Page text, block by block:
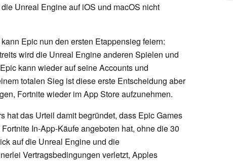
Unreal Engine auf iOS und macOS nicht
Epic nun den ersten Etappensieg feiern:
wird die Unreal Engine anderen Spielen und
kann wieder auf seine Accounts und
totalen Sieg ist diese erste Entscheidung aber
Fortnite wieder im App Store aufzunehmen.
hat das Urteil damit begründet, dass Epic Games
In-App-Käufe angeboten hat, ohne die 30
auf die Unreal Engine und die
Vertragsbedingungen verletzt, Apples